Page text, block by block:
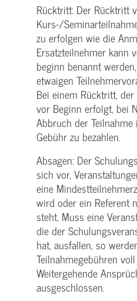
Rücktritt: Der Rücktritt
Kurs-/­
zu erfolgen wie die
Ersatzteilnehmer kann
beginn benannt
etwaigen
Bei einem Rücktritt,
vor Beginn erfolgt, bei
Abbruch der
Gebühr zu bezahlen.
Absagen: Der
sich vor,
eine
wird oder ein Referent
steht. Muss eine
die der
hat, ausfallen, so
Teilnahme­gebühren
Weitergehende
ausgeschlossen.